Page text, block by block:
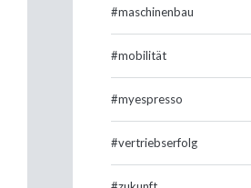
#maschinenbau
#mobilität
#myespresso
#vertriebserfolg